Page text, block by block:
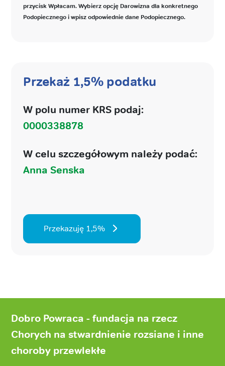
przycisk Wpłacam. Wybierz opcję Darowizna dla konkretnego
Podopiecznego i wpisz odpowiednie dane Podopiecznego.
Przekaż 1,5% podatku
W polu numer KRS podaj:
0000338878
W celu szczegółowym należy podać:
Anna Senska
Przekazuję 1,5%
stronyDobro Powraca - fundacja na rzecz
Chorych na stwardnienie rozsiane i inne
choroby przewlekłe